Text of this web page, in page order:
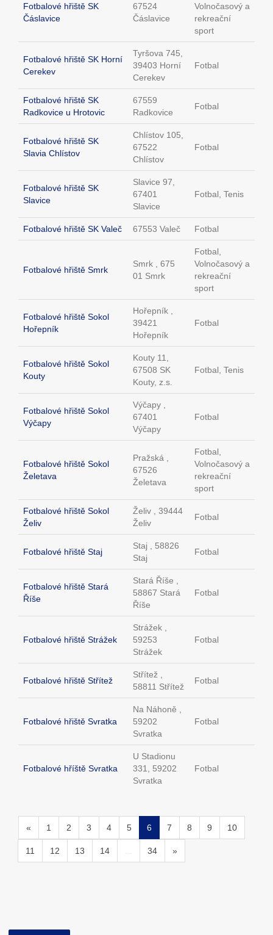
Fotbalové hřiště SK
Čáslavice
67524
Čáslavice
Volnočasový a
rekreační
sport
Fotbalové hřiště SK Horní
Cerekev
Tyršova 745,
39403 Horní
Cerekev
Fotbal
Fotbalové hřiště SK
Radkovice u Hrotovic
67559
Radkovice
Fotbal
Fotbalové hřiště SK
Slavia Chlístov
Chlístov 105,
67522
Chlístov
Fotbal
Fotbalové hřiště SK
Slavice
Slavice 97,
67401
Slavice
Fotbal, Tenis
Fotbalové hřiště SK Valeč 67553 Valeč Fotbal
Fotbalové hřiště Smrk
Smrk , 675
01 Smrk
Fotbal,
Volnočasový a
rekreační
sport
Fotbalové hřiště Sokol
Hořepník
Hořepník ,
39421
Hořepník
Fotbal
Fotbalové hřiště Sokol
Kouty
Kouty 11,
67508 SK
Kouty, z.s.
Fotbal, Tenis
Fotbalové hřiště Sokol
Výčapy
Výčapy ,
67401
Výčapy
Fotbal
Fotbalové hřiště Sokol
Želetava
Pražská ,
67526
Želetava
Fotbal,
Volnočasový a
rekreační
sport
Fotbalové hřiště Sokol
Želiv
Želiv , 39444
Želiv
Fotbal
Fotbalové hřiště Staj
Staj , 58826
Staj
Fotbal
Fotbalové hřiště Stará
Říše
Stará Říše ,
58867 Stará
Říše
Fotbal
Fotbalové hřiště Strážek
Strážek ,
59253
Strážek
Fotbal
Fotbalové hřiště Střítež
Střítež ,
58811 Střítež
Fotbal
Fotbalové hřiště Svratka
Na Náhoně ,
59202
Svratka
Fotbal
Fotbalové hříště Svratka
U Stadionu
331, 59202
Svratka
Fotbal
« 1 2 3 4 5 6 7 8 9 10
11 12 13 14 ... 34 »